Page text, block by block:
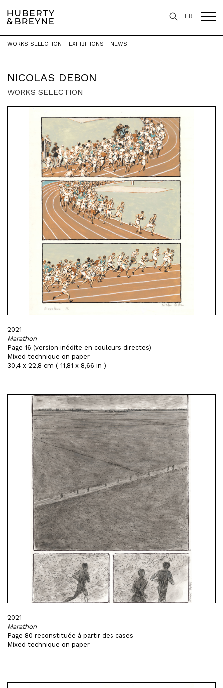
FR
Home > Artists > Nicolas Debon
NICOLAS DEBON
WORKS SELECTION EXHIBITIONS NEWS
WORKS SELECTION
2021
Marathon
Page 16 (version inédite en couleurs directes)
Mixed technique on paper
30,4 x 22,8 cm ( 11,81 x 8,66 in )
2021
Marathon
Page 80 reconstituée à partir des cases
Mixed technique on paper